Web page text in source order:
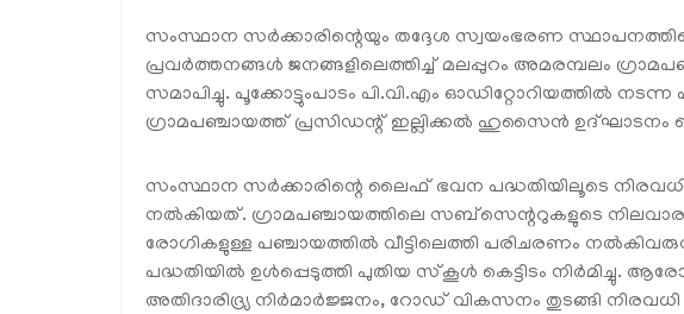
സംസ്ഥാന സര്‍ക്കാരിന്റെയും തദ്ദേശ സ്വയംഭരണ
പ്രവര്‍ത്തനങ്ങള്‍ ജനങ്ങളിലെത്തിച്ച് മലപ്പുറം അമരമ്പലം
സമാപിച്ചു. പൂക്കോട്ടുംപാടം പി.വി.എം ഓഡിറ്റോറിയത്തില്‍ നടന്ന
ഗ്രാമപഞ്ചായത്ത് പ്രസിഡന്റ് ഇല്ലിക്കല്‍ ഹുസൈന്‍ ഉദ്ഘാടനം
സംസ്ഥാന സര്‍ക്കാരിന്റെ ലൈഫ് ഭവന പദ്ധതിയിലൂടെ
നല്‍കിയത്. ഗ്രാമപഞ്ചായത്തിലെ സബ്സെന്ററുകളുടെ നിലവാരം
രോഗികളുള്ള പഞ്ചായത്തില്‍ വീട്ടിലെത്തി പരിചരണം
പദ്ധതിയില്‍ ഉള്‍പ്പെടുത്തി പുതിയ സ്‌കൂള്‍ കെട്ടിടം നിര്‍മിച്ചു.
അതിദാരിദ്ര്യ നിര്‍മാര്‍ജ്ജനം, റോഡ് വികസനം തുടങ്ങി